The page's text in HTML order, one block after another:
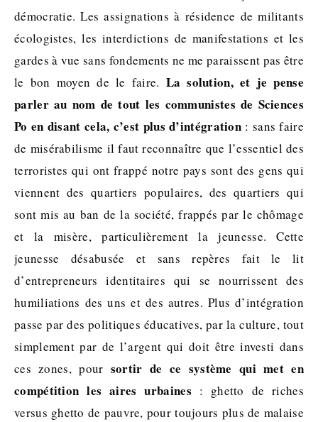
démocratie. Les assignations à résidence de militants
écologistes, les interdictions de manifestations et les
gardes à vue sans fondements ne me paraissent pas être
le bon moyen de le faire. La solution, et je pense
parler au nom de tout les communistes de Sciences
Po en disant cela, c’est plus d’intégration : sans faire
de misérabilisme il faut reconnaître que l’essentiel des
terroristes qui ont frappé notre pays sont des gens qui
viennent des quartiers populaires, des quartiers qui
sont mis au ban de la société, frappés par le chômage
et la misère, particulièrement la jeunesse. Cette
jeunesse désabusée et sans repères fait le lit
d’entrepreneurs identitaires qui se nourrissent des
humiliations des uns et des autres. Plus d’intégration
passe par des politiques éducatives, par la culture, tout
simplement par de l’argent qui doit être investi dans
ces zones, pour sortir de ce système qui met en
compétition les aires urbaines : ghetto de riches
versus ghetto de pauvre, pour toujours plus de malaise